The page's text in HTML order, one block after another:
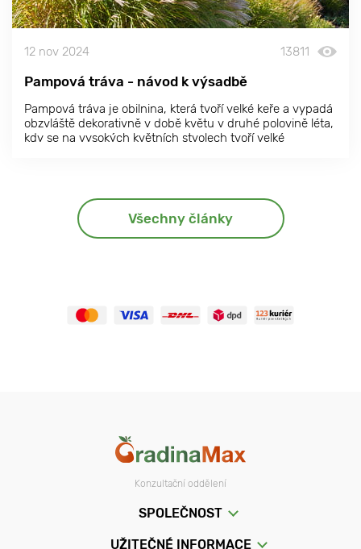
12 nov 2024 13811
Pampová tráva - návod k výsadbě
Pampová tráva je obilnina, která tvoří velké keře a vypadá
obzvláště dekorativně v době květu v druhé polovině léta,
kdy se na vysokých květních stvolech tvoří velké
Všechny články
Konzultační oddělení
SPOLEČNOST
UŽITEČNÉ INFORMACE